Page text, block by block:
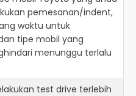
pemesanan/indent,
waktu untuk
tipe mobil yang
menunggu terlalu
test drive terlebih